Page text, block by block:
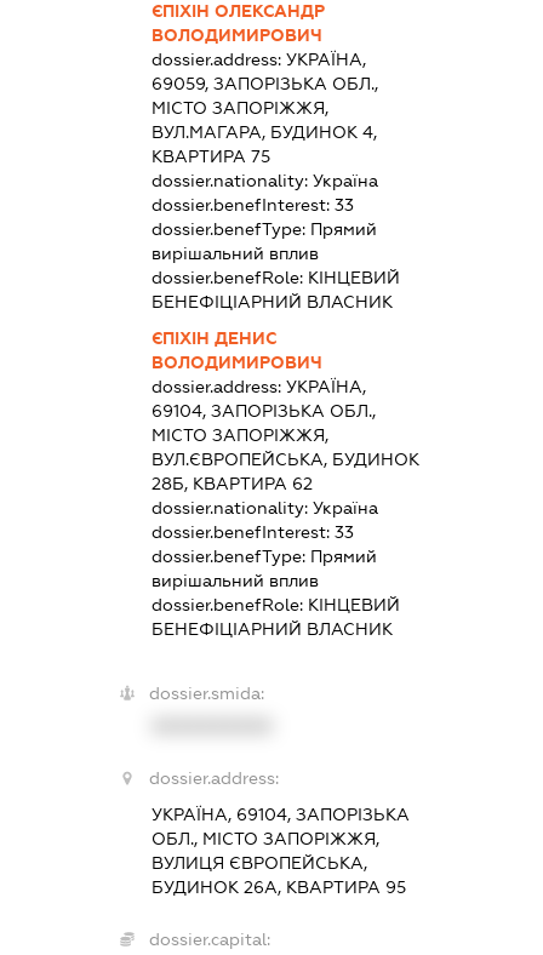
ЄПІХІН ОЛЕКСАНДР
ВОЛОДИМИРОВИЧ
dossier.address:УКРАЇНА,
69059, ЗАПОРІЗЬКА ОБЛ.,
МІСТО ЗАПОРІЖЖЯ,
ВУЛ.МАГАРА, БУДИНОК 4,
КВАРТИРА 75
dossier.nationality:Україна
dossier.benefInterest:33
dossier.benefType: Прямий
вирішальний вплив
dossier.benefRole: КІНЦЕВИЙ
БЕНЕФІЦІАРНИЙ ВЛАСНИК
ЄПІХІН ДЕНИС
ВОЛОДИМИРОВИЧ
dossier.address:УКРАЇНА,
69104, ЗАПОРІЗЬКА ОБЛ.,
МІСТО ЗАПОРІЖЖЯ,
ВУЛ.ЄВРОПЕЙСЬКА, БУДИНОК
28Б, КВАРТИРА 62
dossier.nationality:Україна
dossier.benefInterest:33
dossier.benefType: Прямий
вирішальний вплив
dossier.benefRole: КІНЦЕВИЙ
БЕНЕФІЦІАРНИЙ ВЛАСНИК
dossier.smida:
dossier.address:
УКРАЇНА, 69104, ЗАПОРІЗЬКА
ОБЛ., МІСТО ЗАПОРІЖЖЯ,
ВУЛИЦЯ ЄВРОПЕЙСЬКА,
БУДИНОК 26А, КВАРТИРА 95
dossier.capital: